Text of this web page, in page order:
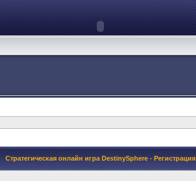
Стратегическая онлайн игра DestinySphere - Регистрация